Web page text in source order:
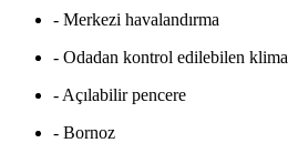
- Merkezi havalandırma
- Odadan kontrol edilebilen klima
- Açılabilir pencere
- Bornoz